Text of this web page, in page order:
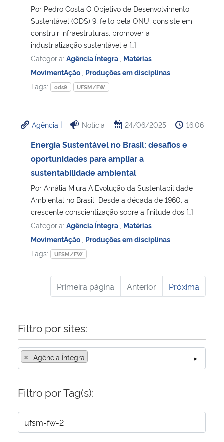
Por Pedro Costa O Objetivo de Desenvolvimento
Sustentável (ODS) 9, feito pela ONU, consiste em
construir infraestruturas, promover a
industrialização sustentável e […]
Categoria: Agência Íntegra Matérias
MovimentAção Produções em disciplinas
Tags:
ods9 UFSM/FW
Agência Í Notícia 24/06/2025 16:06
Energia Sustentável no Brasil: desafios e
oportunidades para ampliar a
sustentabilidade ambiental
Por Amália Miura A Evolução da Sustentabilidade
Ambiental no Brasil Desde a década de 1960, a
crescente conscientização sobre a finitude dos […]
Categoria: Agência Íntegra Matérias
MovimentAção Produções em disciplinas
Tags:
UFSM/FW
Primeira página Anterior Próxima
Filtro por sites:
×
× Agência Íntegra
Filtro por Tag(s):